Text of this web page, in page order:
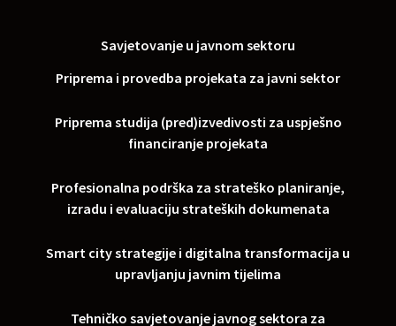
Savjetovanje u javnom sektoru
Priprema i provedba projekata za javni sektor
Priprema studija (pred)izvedivosti za uspješno
financiranje projekata
Profesionalna podrška za strateško planiranje,
izradu i evaluaciju strateških dokumenata
Smart city strategije i digitalna transformacija u
upravljanju javnim tijelima
Tehničko savjetovanje javnog sektora za